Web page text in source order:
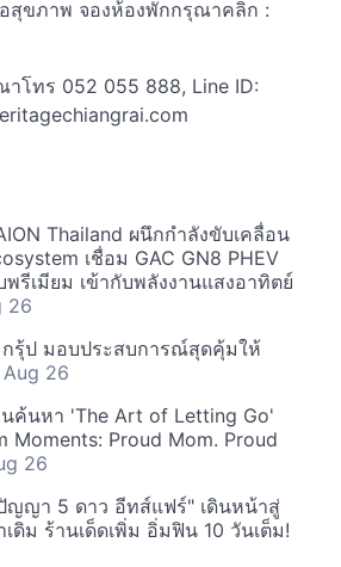
สุขภาพ จองห้องพักกรุณาคลิก :
าโทร 052 055 888, Line ID:
Thailand ผนึกกำลังขับเคลื่อน
เชื่อม GAC GN8 PHEV
รีเมียม เข้ากับพลังงานแสงอาทิตย์
26
กรุ้ป มอบประสบการณ์สุดคุ้มให้
26
ค้นหา 'The Art of Letting Go'
Moments: Proud Mom. Proud
26
ญญา 5 ดาว อีทส์แฟร์" เดินหน้าสู่
ดิม ร้านเด็ดเพิ่ม อิ่มฟิน 10 วันเต็ม!